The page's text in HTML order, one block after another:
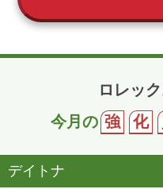
ロレッ
今月の 強 化
デイトナ